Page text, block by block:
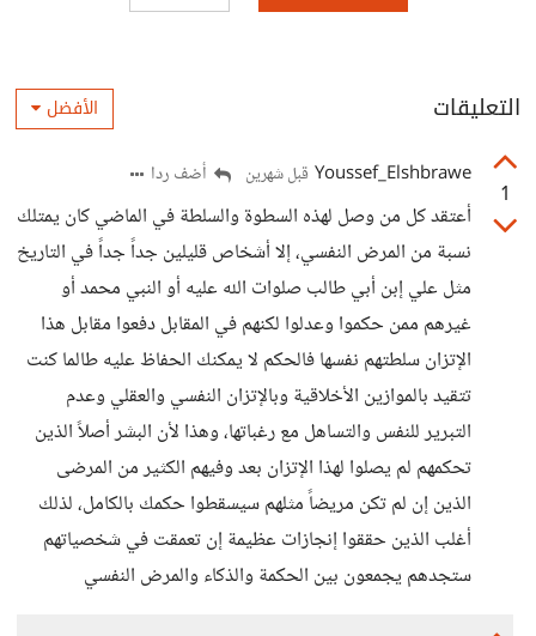
التعليقات الأفضل
1
Youssef_Elshbrawe قبل شهرين أضف ردا
أعتقد كل من وصل لهذه السطوة والسلطة في الماضي كان يمتلك
نسبة من المرض النفسي، إلا أشخاص قليلين جداً جداً في التاريخ
مثل علي إبن أبي طالب صلوات الله عليه أو النبي محمد أو
غيرهم ممن حكموا وعدلوا لكنهم في المقابل دفعوا مقابل هذا
الإتزان سلطتهم نفسها فالحكم لا يمكنك الحفاظ عليه طالما كنت
تتقيد بالموازين الأخلاقية وبالإتزان النفسي والعقلي وعدم
التبرير للنفس والتساهل مع رغباتها، وهذا لأن البشر أصلاً الذين
تحكمهم لم يصلوا لهذا الإتزان بعد وفيهم الكثير من المرضى
الذين إن لم تكن مريضاً مثلهم سيسقطوا حكمك بالكامل، لذلك
أغلب الذين حققوا إنجازات عظيمة إن تعمقت في شخصياتهم
ستجدهم يجمعون بين الحكمة والذكاء والمرض النفسي